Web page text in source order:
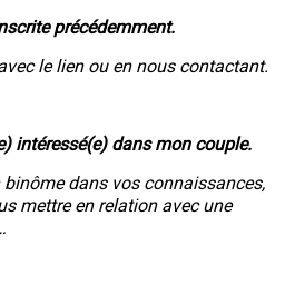
précédemment.
le lien ou en nous contactant.
intéressé(e) dans mon couple.
binôme dans vos connaissances,
mettre en relation avec une